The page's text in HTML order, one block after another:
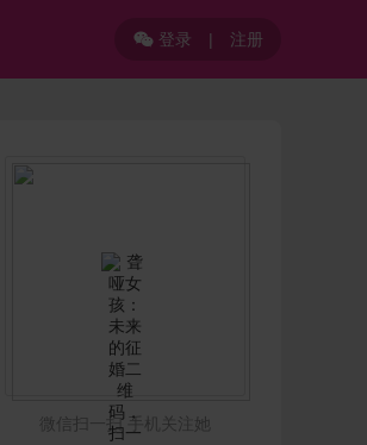
登录 | 注册
微信扫一扫 手机关注她